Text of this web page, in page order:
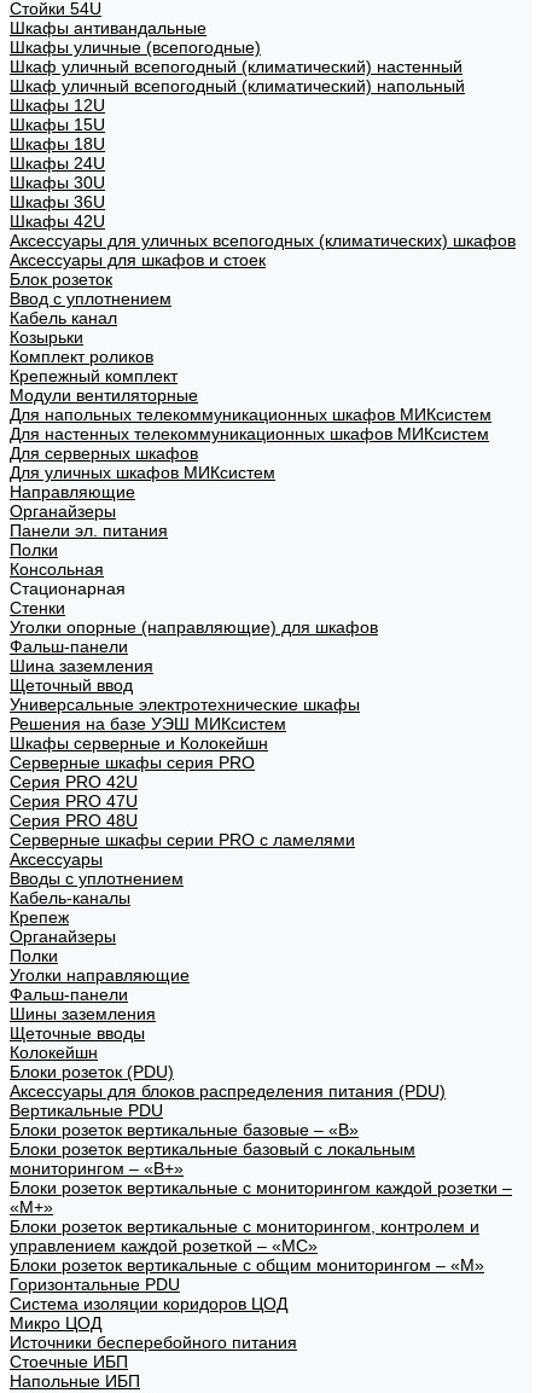
Стойки 54U
Шкафы антивандальные
Шкафы уличные (всепогодные)
Шкаф уличный всепогодный (климатический) настенный
Шкаф уличный всепогодный (климатический) напольный
Шкафы 12U
Шкафы 15U
Шкафы 18U
Шкафы 24U
Шкафы 30U
Шкафы 36U
Шкафы 42U
Аксессуары для уличных всепогодных (климатических) шкафов
Аксессуары для шкафов и стоек
Блок розеток
Ввод с уплотнением
Кабель канал
Козырьки
Комплект роликов
Крепежный комплект
Модули вентиляторные
Для напольных телекоммуникационных шкафов МИКсистем
Для настенных телекоммуникационных шкафов МИКсистем
Для серверных шкафов
Для уличных шкафов МИКсистем
Направляющие
Органайзеры
Панели эл. питания
Полки
Консольная
Стационарная
Стенки
Уголки опорные (направляющие) для шкафов
Фальш-панели
Шина заземления
Щеточный ввод
Универсальные электротехнические шкафы
Решения на базе УЭШ МИКсистем
Шкафы серверные и Колокейшн
Серверные шкафы серия PRO
Серия PRO 42U
Серия PRO 47U
Серия PRO 48U
Серверные шкафы серии PRO с ламелями
Аксессуары
Вводы с уплотнением
Кабель-каналы
Крепеж
Органайзеры
Полки
Уголки направляющие
Фальш-панели
Шины заземления
Щеточные вводы
Колокейшн
Блоки розеток (PDU)
Аксессуары для блоков распределения питания (PDU)
Вертикальные PDU
Блоки розеток вертикальные базовые – «В»
Блоки розеток вертикальные базовый с локальным
мониторингом – «В+»
Блоки розеток вертикальные с мониторингом каждой розетки –
«М+»
Блоки розеток вертикальные с мониторингом, контролем и
управлением каждой розеткой – «МС»
Блоки розеток вертикальные с общим мониторингом – «М»
Горизонтальные PDU
Система изоляции коридоров ЦОД
Микро ЦОД
Источники бесперебойного питания
Стоечные ИБП
Напольные ИБП